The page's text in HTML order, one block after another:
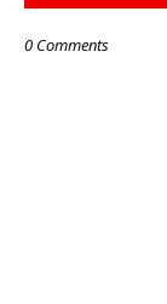
0 Comments